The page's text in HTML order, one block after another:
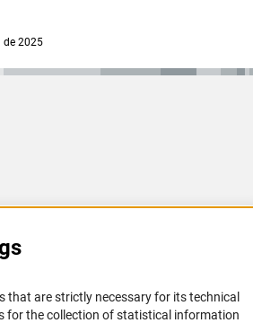
de 2025
Latina
that are strictly necessary for its technical
for the collection of statistical information